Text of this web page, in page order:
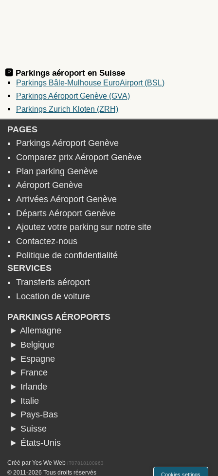
🅿️ Parkings aéroport en Suisse
Parkings Bâle-Mulhouse EuroAirport (BSL)
Parkings Aéroport Genève (GVA)
Parkings Zurich Kloten (ZRH)
PAGES
Parkings Aéroport Genève
Comparez prix Aéroport Genève
Plan parking Genève
Aéroport Genève
Arrivées Aéroport Genève
Départs Aéroport Genève
Ajoutez votre parking sur notre site
Contactez-nous
Politique de confidentialité
SERVICES
Transferts aéroport
Location de voiture
PARKINGS AÉROPORTS
► Allemagne
► Belgique
► Espagne
► France
► Irlande
► Italie
► Pays-Bas
► Suisse
► États-Unis
Créé parYes We Web IT07818100963
© 2011-2026 Tous droits réservés Cookies settings